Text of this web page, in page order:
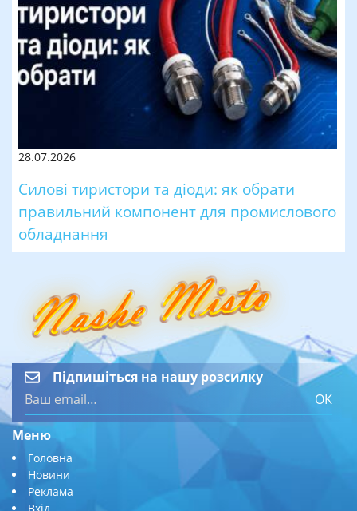
28.07.2026
Силові тиристори та діоди: як обрати
правильний компонент для промислового
обладнання
Підпишіться на нашу розсилку
OK
Меню
Головна
Новини
Реклама